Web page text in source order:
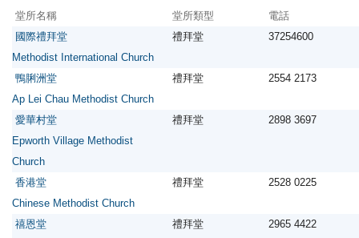
堂所名稱 堂所類型
電話
國際禮拜堂
Methodist International Church
禮拜堂 37254600
鴨脷洲堂
Ap Lei Chau Methodist Church
禮拜堂 2554 2173
愛華村堂
Epworth Village Methodist
Church
禮拜堂 2898 3697
香港堂
Chinese Methodist Church
禮拜堂 2528 0225
禧恩堂
禮拜堂 2965 4422